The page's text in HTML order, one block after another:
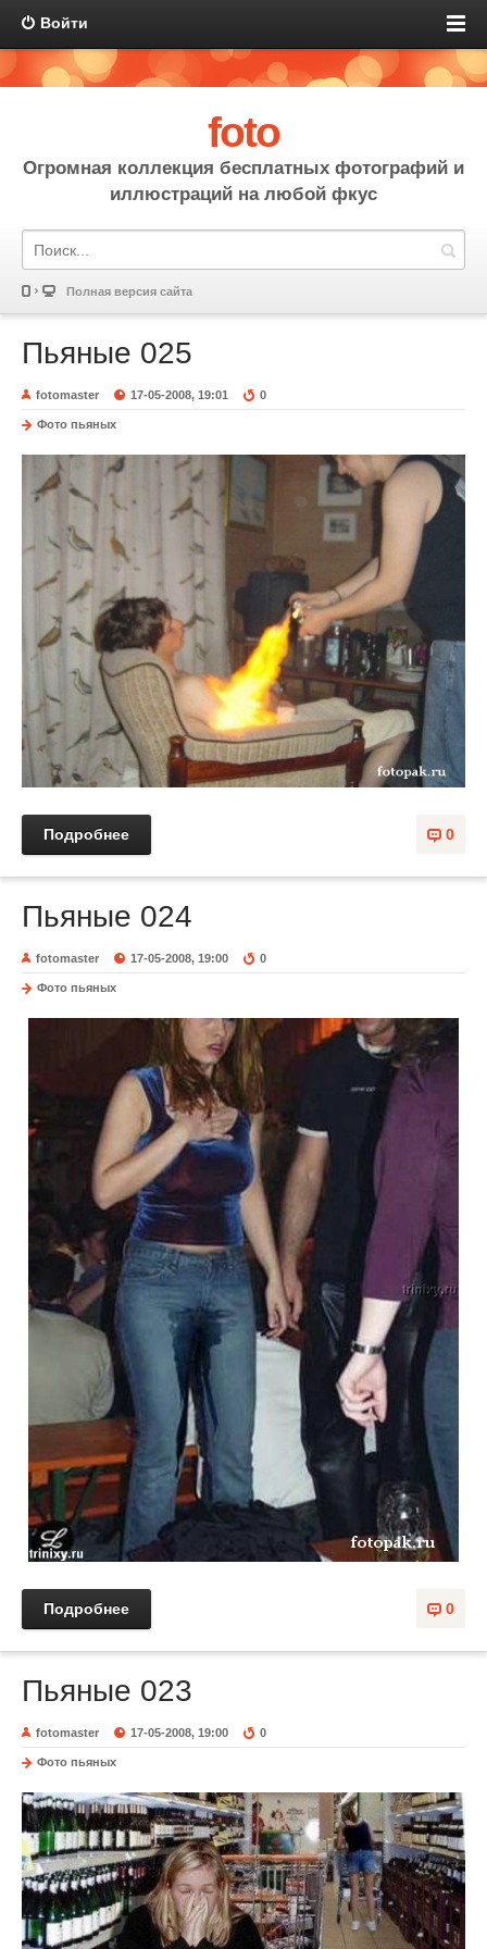
Войти
foto
Огромная коллекция бесплатных фотографий и
иллюстраций на любой фкус
Полная версия сайта
Пьяные 025
fotomaster 17-05-2008, 19:01 0
Фото пьяных
0
Подробнее
Пьяные 024
fotomaster 17-05-2008, 19:00 0
Фото пьяных
0
Подробнее
Пьяные 023
fotomaster 17-05-2008, 19:00 0
Фото пьяных